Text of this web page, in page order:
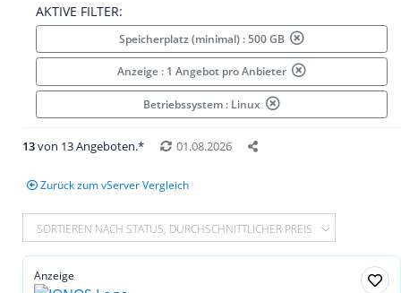
AKTIVE FILTER:
Speicherplatz (minimal) : 500 GB
Anzeige : 1 Angebot pro Anbieter
Betriebssystem : Linux
13von 13 Angeboten.* 01.08.2026
Zurück zum vServer Vergleich
SORTIEREN NACH STATUS, DURCHSCHNITTLICHER PREIS
Anzeige